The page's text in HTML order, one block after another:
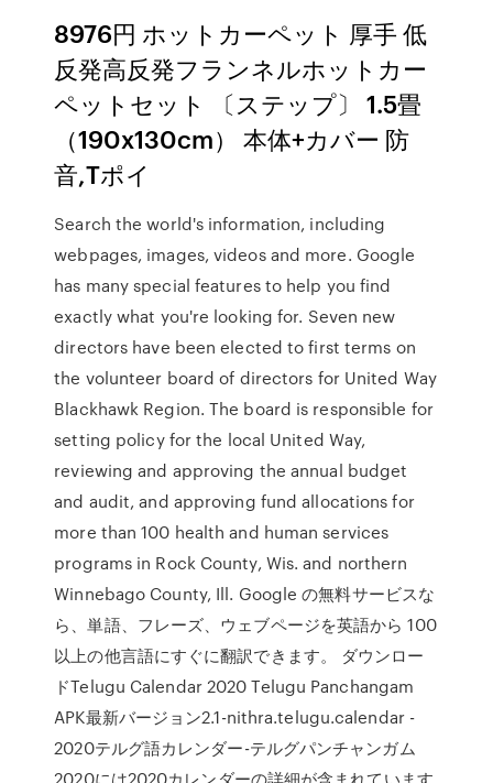
8976円 ホットカーペット 厚手 低
反発高反発フランネルホットカー
ペットセット 〔ステップ〕 1.5畳
（190x130cm） 本体+カバー 防
音,Tポイ
Search the world's information, including
webpages, images, videos and more. Google
has many special features to help you find
exactly what you're looking for. Seven new
directors have been elected to first terms on
the volunteer board of directors for United Way
Blackhawk Region. The board is responsible for
setting policy for the local United Way,
reviewing and approving the annual budget
and audit, and approving fund allocations for
more than 100 health and human services
programs in Rock County, Wis. and northern
Winnebago County, Ill. Google の無料サービスな
ら、単語、フレーズ、ウェブページを英語から 100
以上の他言語にすぐに翻訳できます。 ダウンロー
ドTelugu Calendar 2020 Telugu Panchangam
APK最新バージョン2.1-nithra.telugu.calendar -
2020テルグ語カレンダー-テルグパンチャンガム
2020には2020カレンダーの詳細が含まれています